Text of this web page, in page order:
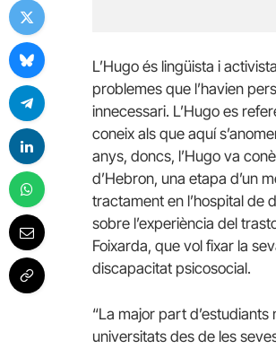
L’Hugo és lingüista i
problemes que l’havien
innecessari. L’Hugo es
coneix als que aquí
anys, doncs, l’Hugo va
d’Hebron, una etapa d’un
tractament en l’hospital de
sobre l’experiència del
Foixarda, que vol fixar la
discapacitat psicosocial.
“La major part
universitats des de les